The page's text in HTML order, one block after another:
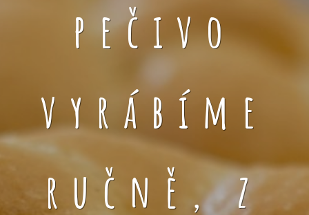
pečivo
vyrábíme
ručně, z